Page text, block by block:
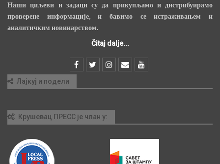
Наши циљеви и задаци су да прикупљамо и дистрибуирамо
проверене информације, и бавимо се истраживањем и
аналитичким новинарством.
Čitaj dalje...
Лајкуј и подели
Крушевац ПРЕСС је члан у: